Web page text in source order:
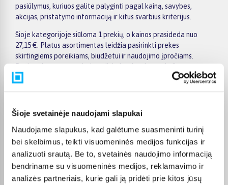
Šioje svetainėje naudojami slapukai
Naudojame slapukus, kad galėtume suasmeninti turinį
bei skelbimus, teikti visuomeninės medijos funkcijas ir
analizuoti srautą. Be to, svetainės naudojimo informaciją
bendriname su visuomeninės medijos, reklamavimo ir
analizės partneriais, kurie gali ją pridėti prie kitos jūsų
pasiūlymus, kuriuos galite palyginti pagal kainą, savybes,
akcijas, pristatymo informaciją ir kitus svarbius kriterijus.
Šioje kategorijoje siūloma 1 prekių, o kainos prasideda nuo
27,15 €. Platus asortimentas leidžia pasirinkti prekes
skirtingiems poreikiams, biudžetui ir naudojimo įpročiams.
Renkantis verta įvertinti ne tik kainą, bet ir pagrindines
savybes, funkcionalumą, komplektaciją, garantijos sąlygas bei
pasiūlymus ir patogiai palyginti T leclerc prekes tarpusavyje.
Atsižvelkite į jums svarbiausius kriterijus, pristatymo
informaciją ir prekės aprašymą, kad galėtumėte priimti patogų
ir apgalvotą sprendimą.
Palyginkite T leclerc prekes BIGBOX.LT ir išsirinkite
tinkamiausią variantą internetu.